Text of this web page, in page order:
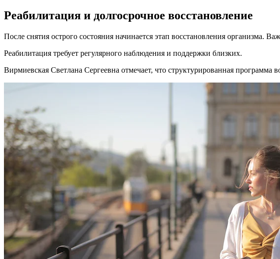
Реабилитация и долгосрочное восстановление
После снятия острого состояния начинается этап восстановления организма.
Реабилитация требует регулярного наблюдения и поддержки близких.
Вирмиевская Светлана Сергеевна отмечает, что структурированная